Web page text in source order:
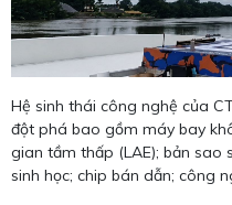
Hệ sinh thái công nghệ của
đột phá bao gồm máy bay
gian tầm thấp (LAE); bản sao
sinh học; chip bán dẫn; công